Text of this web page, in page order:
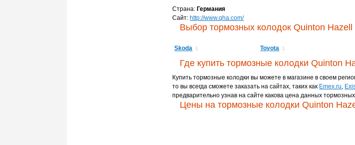
Страна:Германия
Сайт:http://www.qha.com/
Выбор тормозных колодок Quinton
Skoda 1 Toyota 1
Где купить тормозные колодки Quinton
Купить тормозные колодки вы можете в магазине в своем
то вы всегда сможете заказать на сайтах, таких как Emex.ru,
предварительно узнав на сайте какова цена данных
Цены на тормозные колодки Quinton